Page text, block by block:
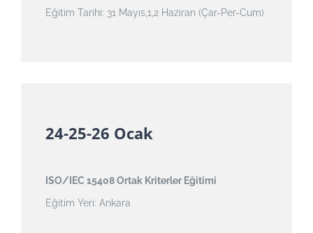
Eğitim Tarihi: 31 Mayıs,1,2 Haziran (Çar-Per-Cum)
24-25-26 Ocak
ISO/IEC 15408 Ortak Kriterler Eğitimi
Eğitim Yeri: Ankara